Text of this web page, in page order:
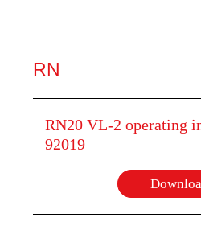
RN
RN20 VL-2 operating
92019